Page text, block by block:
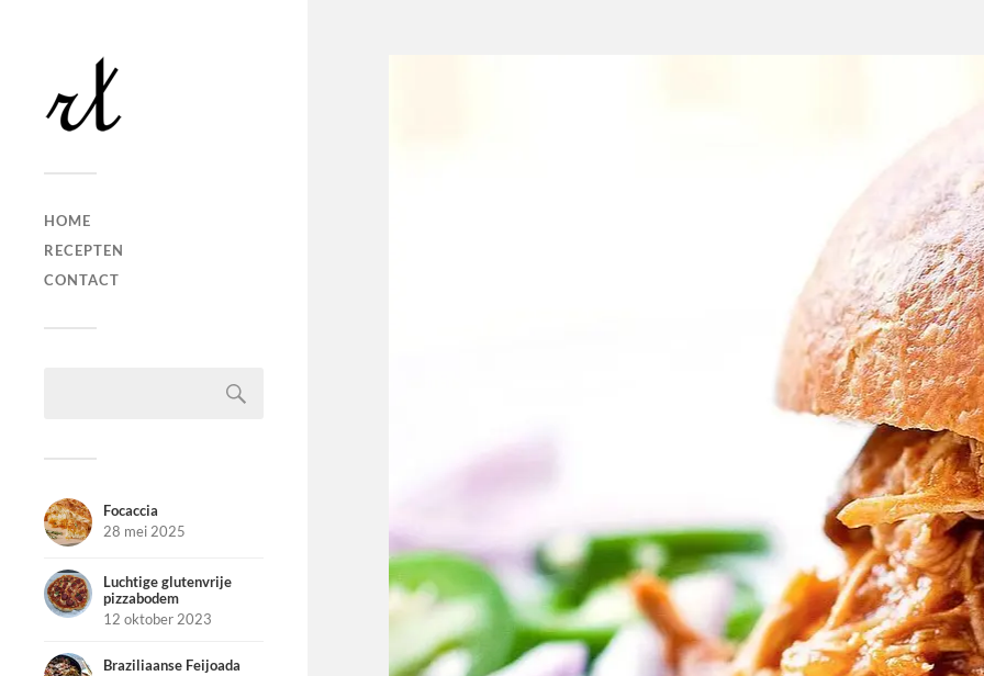
HOME
RECEPTEN
CONTACT
Focaccia
28 mei 2025
Luchtige glutenvrije
pizzabodem
12 oktober 2023
Braziliaanse Feijoada